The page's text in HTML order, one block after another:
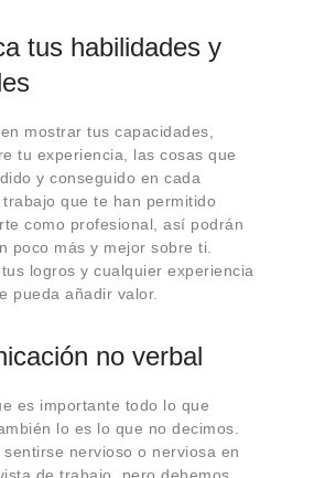
tus habilidades y
mostrar tus capacidades,
tu experiencia, las cosas que
y conseguido en cada
que te han permitido
como profesional, así podrán
poco más y mejor sobre ti.
logros y cualquier experiencia
pueda añadir valor.
no verbal
es importante todo lo que
lo es lo que no decimos.
sentirse nervioso o nerviosa en